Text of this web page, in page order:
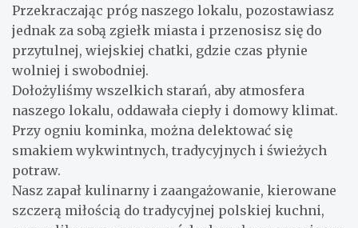
Przekraczając próg naszego lokalu, pozostawiasz
jednak za sobą zgiełk miasta i przenosisz się do
przytulnej, wiejskiej chatki, gdzie czas płynie
wolniej i swobodniej.
Dołożyliśmy wszelkich starań, aby atmosfera
naszego lokalu, oddawała ciepły i domowy klimat.
Przy ogniu kominka, można delektować się
smakiem wykwintnych, tradycyjnych i świeżych
potraw.
Nasz zapał kulinarny i zaangażowanie, kierowane
szczerą miłością do tradycyjnej polskiej kuchni,